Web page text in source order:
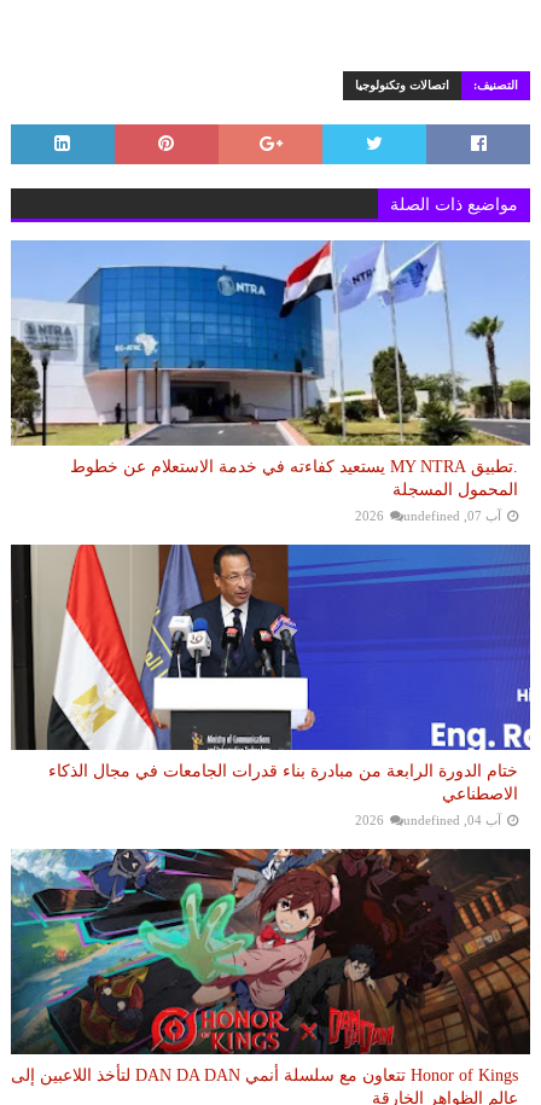
التصنيف: اتصالات وتكنولوجيا
مواضيع ذات الصلة
.تطبيق MY NTRA يستعيد كفاءته في خدمة الاستعلام عن خطوط
المحمول المسجلة
آب 07, 2026 undefined
ختام الدورة الرابعة من مبادرة بناء قدرات الجامعات في مجال الذكاء
الاصطناعي
آب 04, 2026 undefined
Honor of Kings تتعاون مع سلسلة أنمي DAN DA DAN لتأخذ اللاعبين إلى
عالم الظواهر الخارقة